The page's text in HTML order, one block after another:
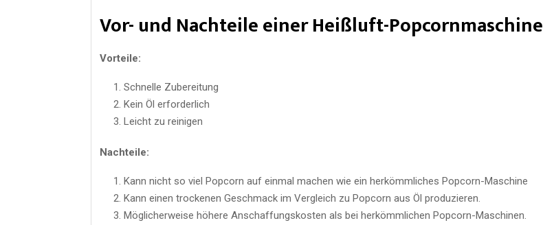
Vor- und Nachteile einer Heißluft-Popcornmaschine
Vorteile:
Schnelle Zubereitung
Kein Öl erforderlich
Leicht zu reinigen
Nachteile:
Kann nicht so viel Popcorn auf einmal machen wie ein herkömmliches Popcorn-Maschine
Kann einen trockenen Geschmack im Vergleich zu Popcorn aus Öl produzieren.
Möglicherweise höhere Anschaffungskosten als bei herkömmlichen Popcorn-Maschinen.